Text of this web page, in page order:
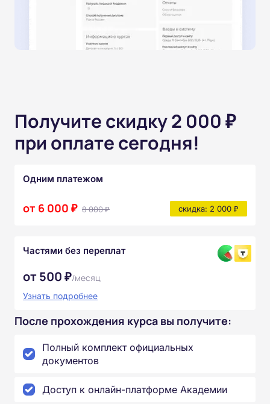
Получите скидку 2 000 ₽
при оплате сегодня!
Одним платежом
от 6 000 ₽ 8 000 ₽ скидка: 2 000 ₽
Частями без переплат
от 500 ₽/месяц
Узнать подробнее
После прохождения курса вы получите:
Полный комплект официальных
документов
Доступ к онлайн-платформе Академии